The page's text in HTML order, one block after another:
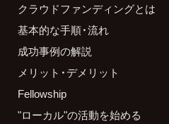
クラウドファンディングとは
基本的な手順・流れ
成功事例の解説
メリット・デメリット
Fellowship
"ローカル"の活動を始める